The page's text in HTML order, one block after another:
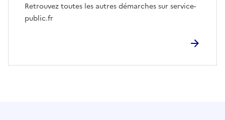
Retrouvez toutes les autres démarches sur service-
public.fr